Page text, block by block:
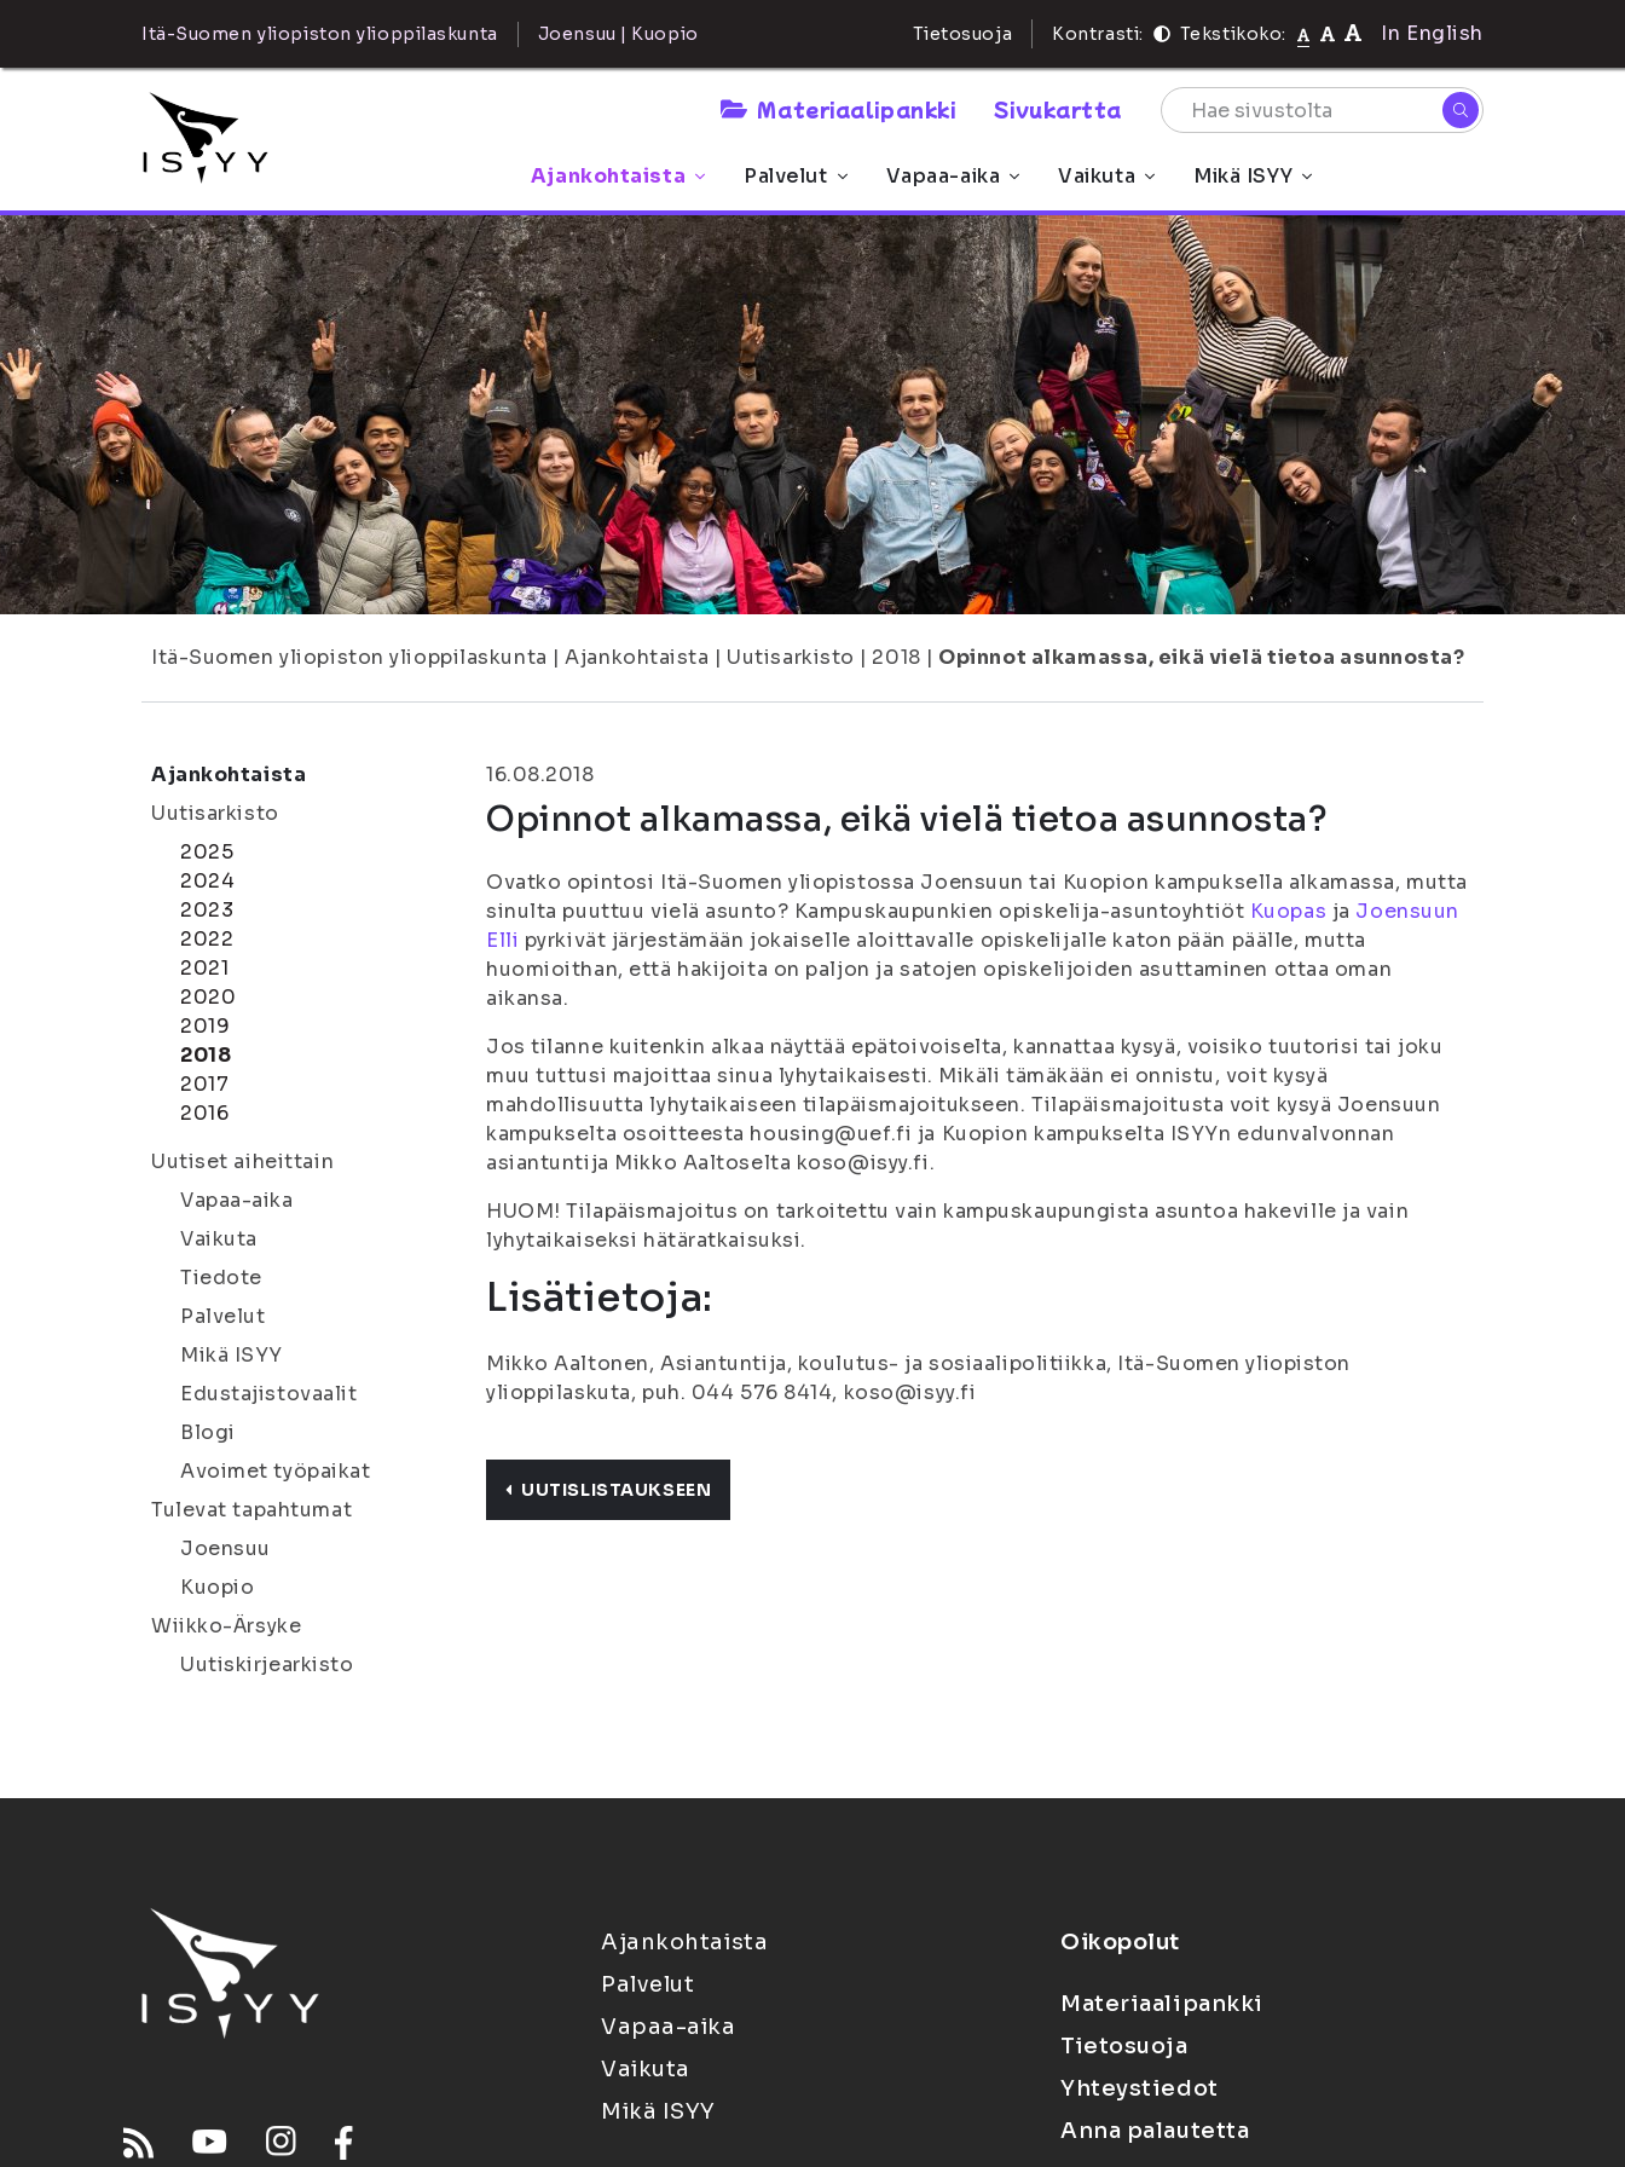
Itä-Suomen yliopiston ylioppilaskunta Joensuu | Kuopio Tietosuoja Kontrasti: Tekstikoko: In English
Materiaalipankki Sivukartta
Ajankohtaista Palvelut Vapaa-aika Vaikuta Mikä ISYY
Itä-Suomen yliopiston ylioppilaskunta | Ajankohtaista | Uutisarkisto | 2018 | Opinnot alkamassa, eikä vielä tietoa asunnosta?
Ajankohtaista
Uutisarkisto
2025
2024
2023
2022
2021
2020
2019
2018
2017
2016
Uutiset aiheittain
Vapaa-aika
Vaikuta
Tiedote
Palvelut
Mikä ISYY
Edustajistovaalit
Blogi
Avoimet työpaikat
Tulevat tapahtumat
Joensuu
Kuopio
Wiikko-Ärsyke
Uutiskirjearkisto
16.08.2018
Opinnot alkamassa, eikä vielä tietoa asunnosta?
Ovatko opintosi Itä-Suomen yliopistossa Joensuun tai Kuopion kampuksella alkamassa, mutta
sinulta puuttuu vielä asunto? Kampuskaupunkien opiskelija-asuntoyhtiöt Kuopas ja Joensuun
Elli pyrkivät järjestämään jokaiselle aloittavalle opiskelijalle katon pään päälle, mutta
huomioithan, että hakijoita on paljon ja satojen opiskelijoiden asuttaminen ottaa oman
aikansa.
Jos tilanne kuitenkin alkaa näyttää epätoivoiselta, kannattaa kysyä, voisiko tuutorisi tai joku
muu tuttusi majoittaa sinua lyhytaikaisesti. Mikäli tämäkään ei onnistu, voit kysyä
mahdollisuutta lyhytaikaiseen tilapäismajoitukseen. Tilapäismajoitusta voit kysyä Joensuun
kampukselta osoitteesta housing@uef.fi ja Kuopion kampukselta ISYYn edunvalvonnan
asiantuntija Mikko Aaltoselta koso@isyy.fi.
HUOM! Tilapäismajoitus on tarkoitettu vain kampuskaupungista asuntoa hakeville ja vain
lyhytaikaiseksi hätäratkaisuksi.
Lisätietoja:
Mikko Aaltonen, Asiantuntija, koulutus- ja sosiaalipolitiikka, Itä-Suomen yliopiston
ylioppilaskuta, puh. 044 576 8414, koso@isyy.fi
UUTISLISTAUKSEEN
Ajankohtaista
Palvelut
Vapaa-aika
Vaikuta
Mikä ISYY
Oikopolut
Materiaalipankki
Tietosuoja
Yhteystiedot
Anna palautetta